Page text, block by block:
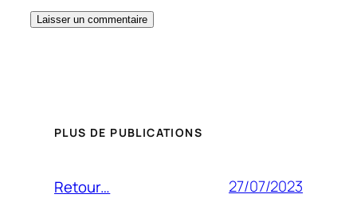
PLUS DE PUBLICATIONS
Retour… 27/07/2023